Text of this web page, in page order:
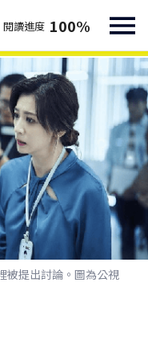
閱讀進度 100%
被提出討論。圖為公視